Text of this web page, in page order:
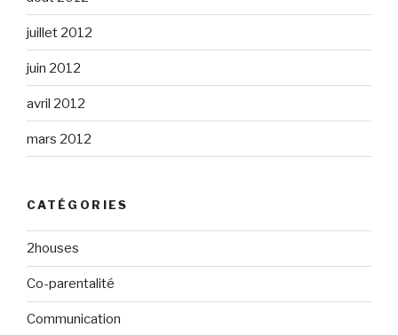
juillet 2012
juin 2012
avril 2012
mars 2012
CATÉGORIES
2houses
Co-parentalité
Communication